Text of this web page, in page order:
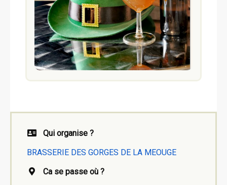
Qui organise ?
BRASSERIE DES GORGES DE LA MEOUGE
Ca se passe où ?